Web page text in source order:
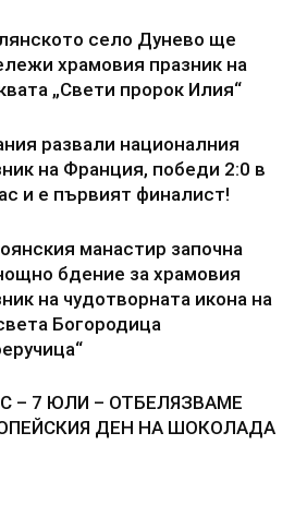
село Дунево ще
храмовия празник на
„Свети пророк Илия“
развали националния
на Франция, победи 2:0 в
и е първият финалист!
манастир започна
бдение за храмовия
на чудотворната икона на
Богородица
– 7 ЮЛИ – ОТБЕЛЯЗВАМЕ
ДЕН НА ШОКОЛАДА